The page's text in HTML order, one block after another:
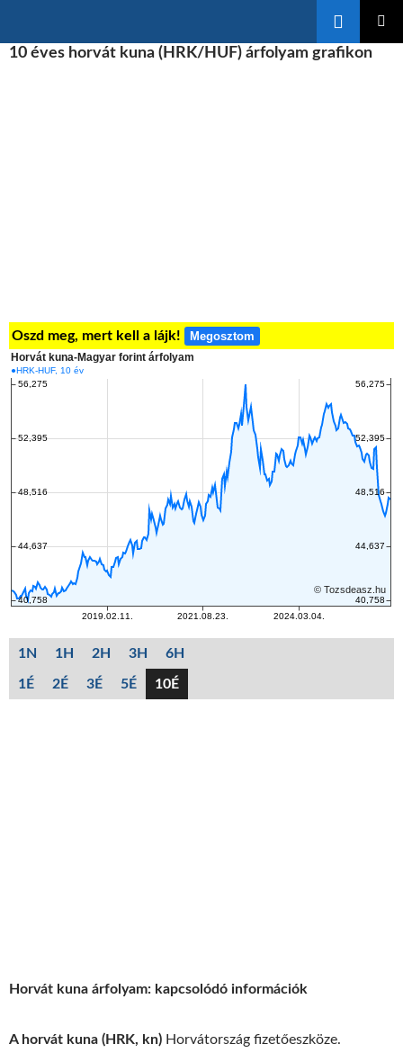
A
10 éves horvát kuna (HRK/HUF) árfolyam grafikon
Oszd meg, mert kell a lájk! Megosztom
1N 1H 2H 3H 6H
1É 2É 3É 5É 10É
Horvát kuna árfolyam: kapcsolódó információk
A horvát kuna (HRK, kn) Horvátország fizetőeszköze.